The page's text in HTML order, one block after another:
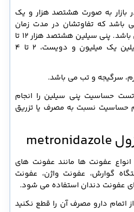
به صورت هشتصد هزار و یک
که تفاوتشان در مدت زمان
تاثیر گذاری آن ها می باشد. پنی سیلین هشتصد هزار 12 تا
24 ساعت و پنی سیلین یک میلیون و دویست، 2 تا 4
سرگیجه و تب می باشد.
حساسیت پنی سیلین را انجام
نسبت به مصرف یا تزریق
metronidazole
عفونت ها مانند عفونت های
گوارش، عفونت واژن، عفونت
دندان استفاده می شود.
دارو مصرف آن را قطع نکنید